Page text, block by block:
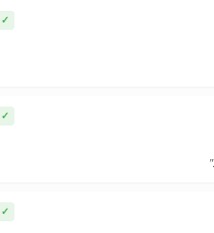
✓
✓
✓